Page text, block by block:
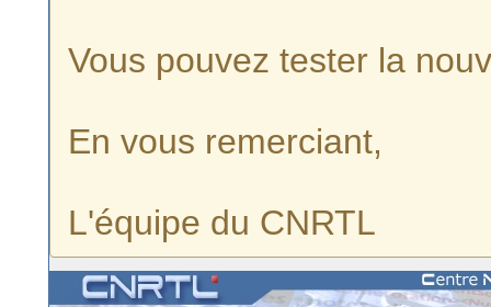
Vous pouvez tester la
En vous remerciant,
L'équipe du CNRTL